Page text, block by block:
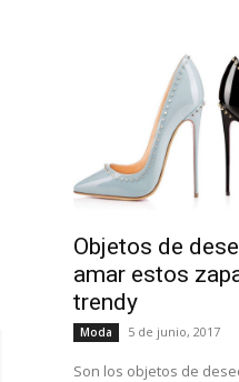
Objetos de
amar estos
trendy
Moda 5 de junio, 2017
Son los objetos de